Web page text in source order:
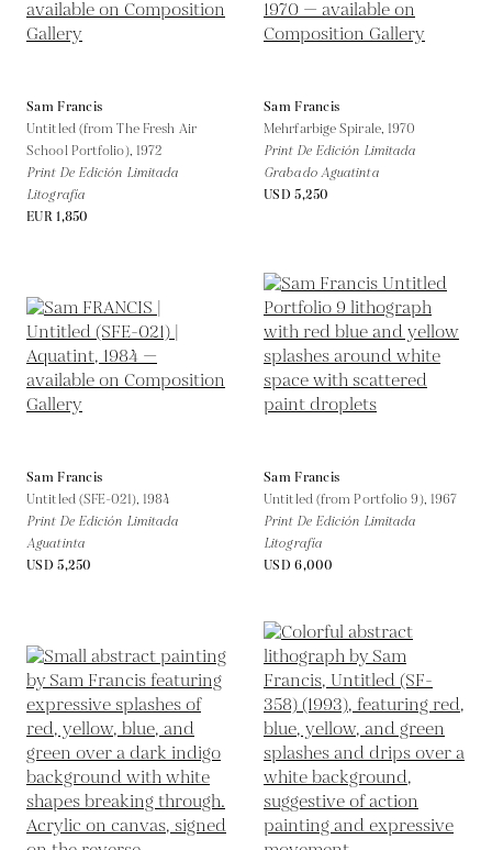
Sam Francis
Untitled (from The Fresh Air
School Portfolio), 1972
Print De Edición Limitada
Litografía
EUR 1,850
Sam Francis
Mehrfarbige Spirale,1970
Print De Edición Limitada
Grabado Aguatinta
USD 5,250
Sam Francis
Untitled (SFE-021), 1984
Print De Edición Limitada
Aguatinta
USD 5,250
Sam Francis
Untitled (from Portfolio 9), 1967
Print De Edición Limitada
Litografía
USD 6,000